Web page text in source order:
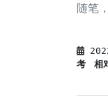
随笔
考
相